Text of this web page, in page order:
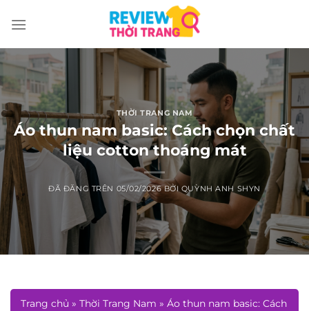
đến
dung
THỜI TRANG NAM
Áo thun nam basic: Cách chọn chất
liệu cotton thoáng mát
ĐÃ ĐĂNG TRÊN 05/02/2026 BỞI QUỲNH ANH SHYN
Trang chủ » Thời Trang Nam » Áo thun nam basic: Cách